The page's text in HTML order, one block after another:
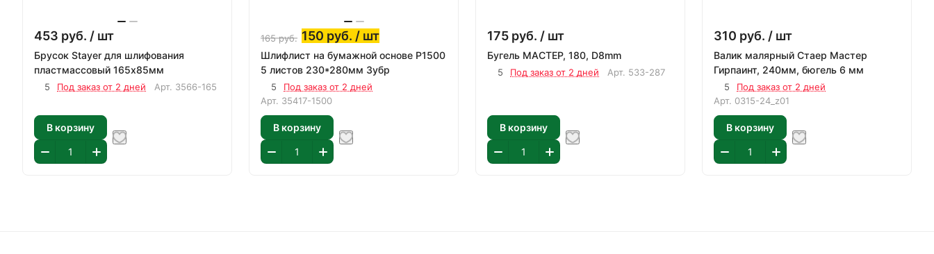
453 руб. / шт
Брусок Stayer для шлифования
пластмассовый 165х85мм
5 Под заказ от 2 дней Арт. 3566-165
В корзину
165руб. 150 руб. / шт
Шлифлист на бумажной основе Р1500
5 листов 230*280мм Зубр
5
Под заказ от 2 дней
Арт. 35417-1500
В корзину
175 руб. / шт
Бугель МАСТЕР, 180, D8mm
5 Под заказ от 2 дней Арт. 533-287
В корзину
310 руб. / шт
Валик малярный Стаер Мастер
Гирпаинт, 240мм, бюгель 6 мм
5
Под заказ от 2 дней
Арт. 0315-24_z01
В корзину